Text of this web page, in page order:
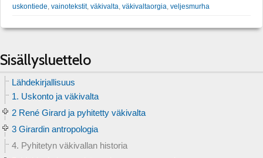
uskontiede vainotekstit, väkivalta väkivaltaorgia veljesmurha
Sisällysluettelo
Lähdekirjallisuus
1. Uskonto ja väkivalta
2 René Girard ja pyhitetty väkivalta
3 Girardin antropologia
4. Pyhitetyn väkivallan historia